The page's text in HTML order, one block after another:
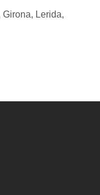
Girona, Lerida,